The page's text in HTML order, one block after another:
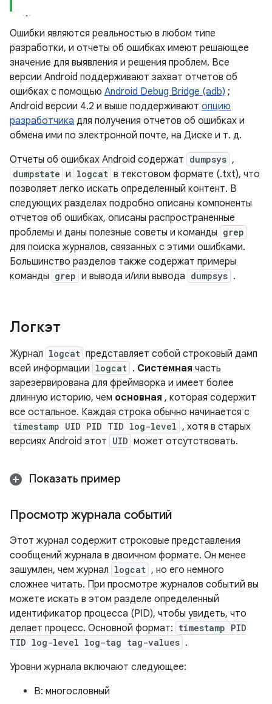
Ошибки являются реальностью в любом типе
разработки, и отчеты об ошибках имеют решающее
значение для выявления и решения проблем. Все
версии Android поддерживают захват отчетов об
ошибках с помощью Android Debug Bridge (adb) ;
Android версии 4.2 и выше поддерживают опцию
разработчика для получения отчетов об ошибках и
обмена ими по электронной почте, на Диске и т. д.
Отчеты об ошибках Android содержат dumpsys ,
dumpstate и logcat в текстовом формате (.txt), что
позволяет легко искать определенный контент. В
следующих разделах подробно описаны компоненты
отчетов об ошибках, описаны распространенные
проблемы и даны полезные советы и команды grep
для поиска журналов, связанных с этими ошибками.
Большинство разделов также содержат примеры
команды grep и вывода и/или вывода dumpsys .
Логкэт
Журнал logcat представляет собой строковый дамп
всей информации logcat . Системная часть
зарезервирована для фреймворка и имеет более
длинную историю, чем основная , которая содержит
все остальное. Каждая строка обычно начинается с
timestamp UID PID TID log-level , хотя в старых
версиях Android этот UID может отсутствовать.
Показать пример
Просмотр журнала событий
Этот журнал содержит строковые представления
сообщений журнала в двоичном формате. Он менее
зашумлен, чем журнал logcat , но его немного
сложнее читать. При просмотре журналов событий вы
можете искать в этом разделе определенный
идентификатор процесса (PID), чтобы увидеть, что
делает процесс. Основной формат: timestamp PID
TID log-level log-tag tag-values .
Уровни журнала включают следующее:
В: многословный